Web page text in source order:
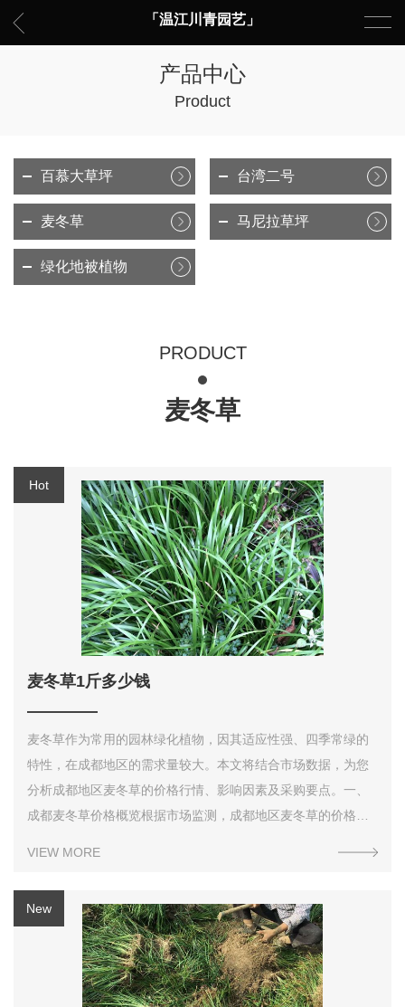
「温江川青园艺」
产品中心
Product
百慕大草坪 台湾二号
麦冬草 马尼拉草坪
绿化地被植物
PRODUCT
麦冬草
麦冬草1斤多少钱
麦冬草作为常用的园林绿化植物，因其适应性强、四季常绿的
特性，在成都地区的需求量较大。本文将结合市场数据，为您
分析成都地区麦冬草的价格行情、影响因素及采购要点。一、
成都麦冬草价格概览根据市场监测，成都地区麦冬草的价格因
VIEW MORE